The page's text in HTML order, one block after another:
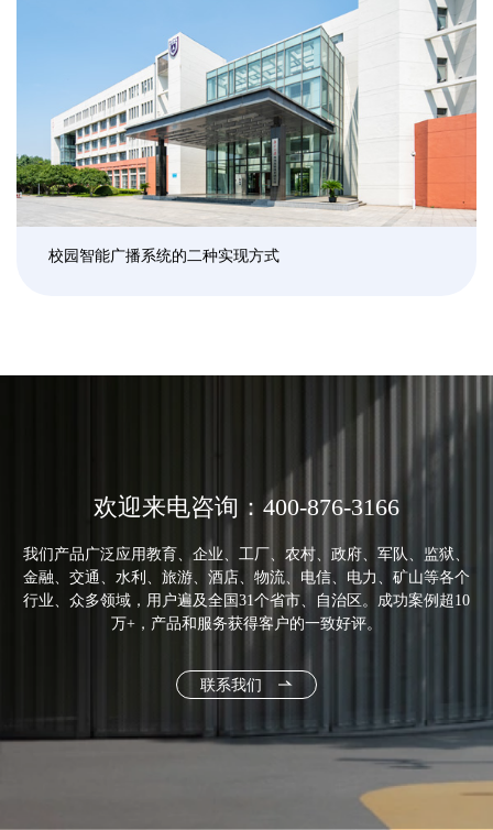
校园智能广播系统的二种实现方式
欢迎来电咨询：400-876-3166
我们产品广泛应用教育、企业、工厂、农村、政府、军队、监狱、
金融、交通、水利、旅游、酒店、物流、电信、电力、矿山等各个
行业、众多领域，用户遍及全国31个省市、自治区。成功案例超10
万+，产品和服务获得客户的一致好评。
联系我们